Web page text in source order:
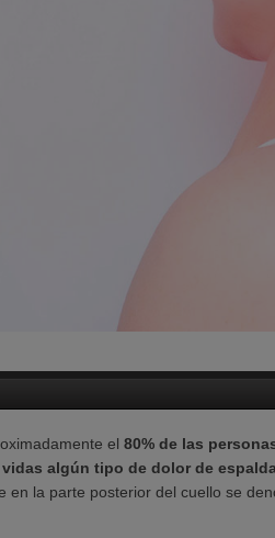
el 80% de las
algún tipo de dolor de
en la parte posterior del cuello se